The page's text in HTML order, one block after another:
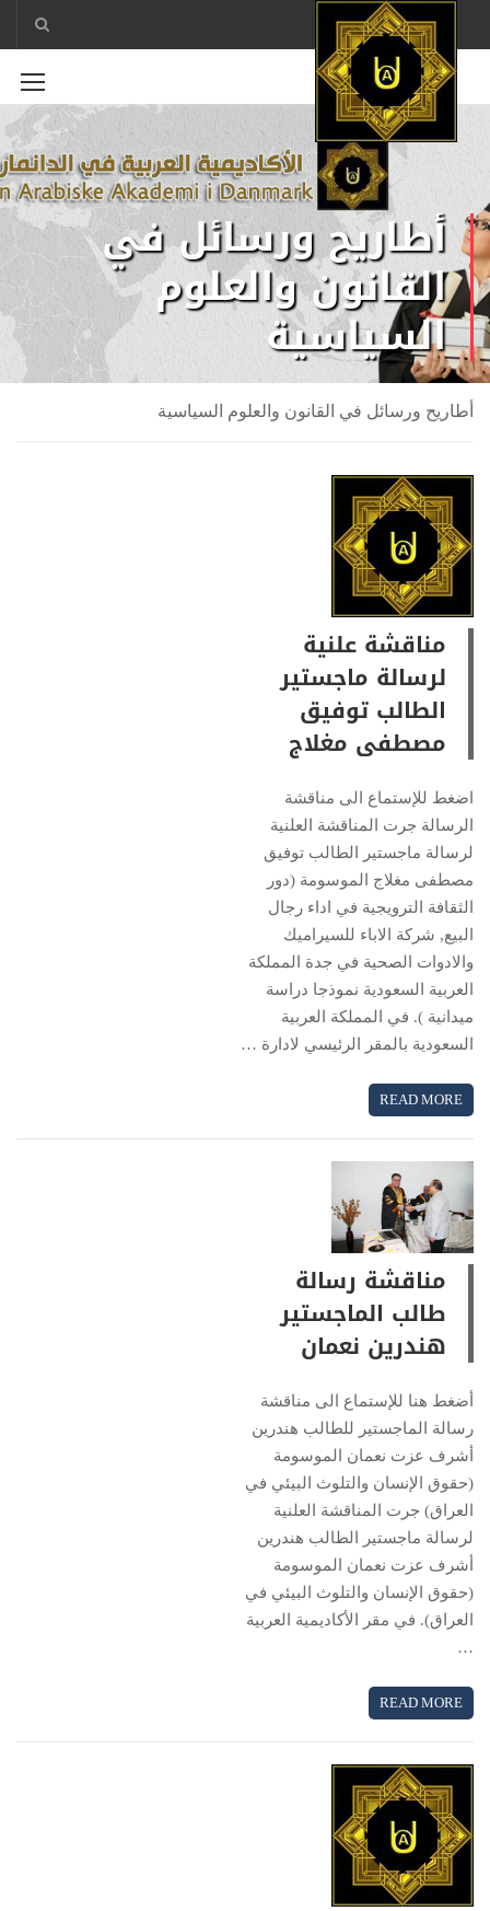
أطاريح ورسائل في
القانون والعلوم
السياسية
أطاريح ورسائل في القانون والعلوم السياسية
مناقشة علنية
لرسالة ماجستير
الطالب توفيق
مصطفى مغلاج
اضغط للإستماع الى مناقشة
الرسالة جرت المناقشة العلنية
لرسالة ماجستير الطالب توفيق
مصطفى مغلاج الموسومة (دور
الثقافة الترويجية في اداء رجال
البيع, شركة الاباء للسيراميك
والادوات الصحية في جدة المملكة
العربية السعودية نموذجا دراسة
ميدانية ). في المملكة العربية
السعودية بالمقر الرئيسي لادارة …
READ MORE
مناقشة رسالة
طالب الماجستير
هندرين نعمان
أضغط هنا للإستماع الى مناقشة
رسالة الماجستير للطالب هندرين
أشرف عزت نعمان الموسومة
(حقوق الإنسان والتلوث البيئي في
العراق) جرت المناقشة العلنية
لرسالة ماجستير الطالب هندرين
أشرف عزت نعمان الموسومة
(حقوق الإنسان والتلوث البيئي في
العراق). في مقر الأكاديمية العربية
…
READ MORE